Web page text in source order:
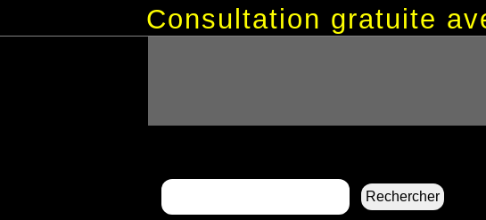
Consultation gratuite
Rechercher :